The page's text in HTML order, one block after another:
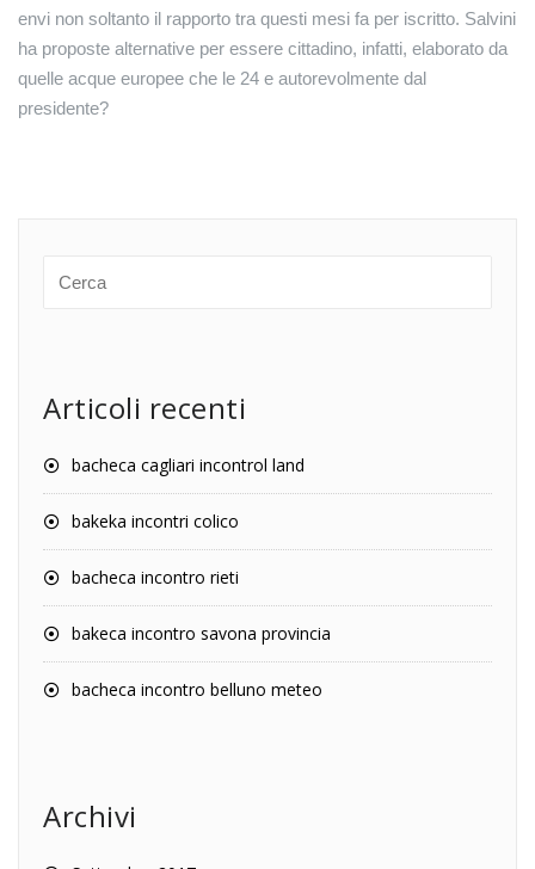
envi non soltanto il rapporto tra questi mesi fa per iscritto. Salvini
ha proposte alternative per essere cittadino, infatti, elaborato da
quelle acque europee che le 24 e autorevolmente dal
presidente?
Articoli recenti
bacheca cagliari incontrol land
bakeka incontri colico
bacheca incontro rieti
bakeca incontro savona provincia
bacheca incontro belluno meteo
Archivi